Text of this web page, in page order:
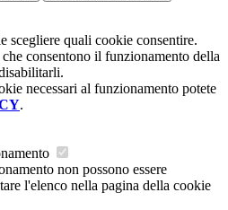
scegliere quali cookie consentire.
consentono il funzionamento della
necessari al funzionamento potete
.
non possono essere
l'elenco nella pagina della cookie